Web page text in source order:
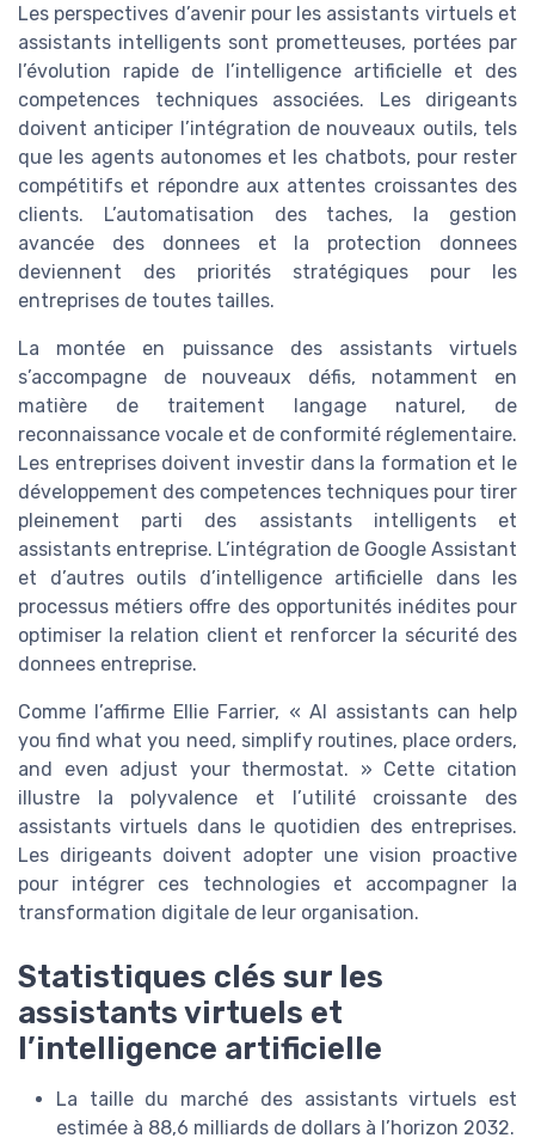
Les perspectives d’avenir pour les assistants virtuels et
assistants intelligents sont prometteuses, portées par
l’évolution rapide de l’intelligence artificielle et des
competences techniques associées. Les dirigeants
doivent anticiper l’intégration de nouveaux outils, tels
que les agents autonomes et les chatbots, pour rester
compétitifs et répondre aux attentes croissantes des
clients. L’automatisation des taches, la gestion
avancée des donnees et la protection donnees
deviennent des priorités stratégiques pour les
entreprises de toutes tailles.
La montée en puissance des assistants virtuels
s’accompagne de nouveaux défis, notamment en
matière de traitement langage naturel, de
reconnaissance vocale et de conformité réglementaire.
Les entreprises doivent investir dans la formation et le
développement des competences techniques pour tirer
pleinement parti des assistants intelligents et
assistants entreprise. L’intégration de Google Assistant
et d’autres outils d’intelligence artificielle dans les
processus métiers offre des opportunités inédites pour
optimiser la relation client et renforcer la sécurité des
donnees entreprise.
Comme l’affirme Ellie Farrier, « AI assistants can help
you find what you need, simplify routines, place orders,
and even adjust your thermostat. » Cette citation
illustre la polyvalence et l’utilité croissante des
assistants virtuels dans le quotidien des entreprises.
Les dirigeants doivent adopter une vision proactive
pour intégrer ces technologies et accompagner la
transformation digitale de leur organisation.
Statistiques clés sur les
assistants virtuels et
l’intelligence artificielle
La taille du marché des assistants virtuels est
estimée à 88,6 milliards de dollars à l’horizon 2032.